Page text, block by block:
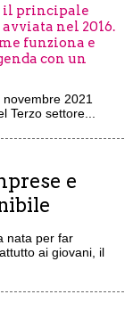
il principale
nel 2016.
funziona e
con un
2021
Terzo settore...
e
nata per far
ai giovani, il